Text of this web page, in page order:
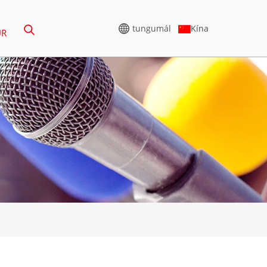
850 KVA
KVA
CU SERÍAN 825-3438 KVA
P-RÖÐ 825-1880 KVA
M-RÖÐ 1100-4000 KVA
HÁSPENNURAFALL
tungumál Kína